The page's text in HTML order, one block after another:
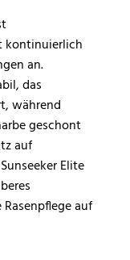
kontinuierlich
an.
das
während
geschont
auf
Elite
auf